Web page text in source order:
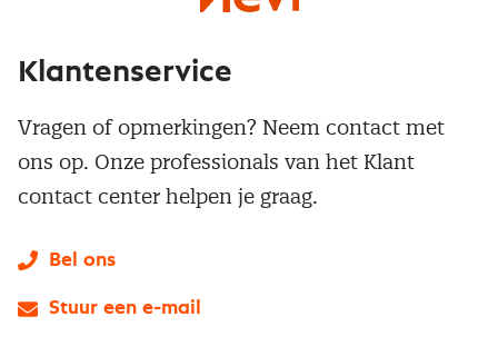
Klantenservice
Vragen of opmerkingen? Neem contact met
ons op. Onze professionals van het Klant
contact center helpen je graag.
Bel ons
Stuur een e-mail